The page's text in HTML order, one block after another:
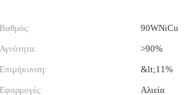
Βαθμός:
90WNiCu
Αγνότητα:
>90%
Επιμήκυνση:
&lt;11%
Εφαρμογές:
Αλιεία